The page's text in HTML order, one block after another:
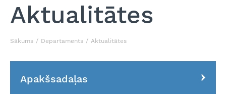
Aktualitātes
Sākums Departaments Aktualitātes
Apakšsadaļas